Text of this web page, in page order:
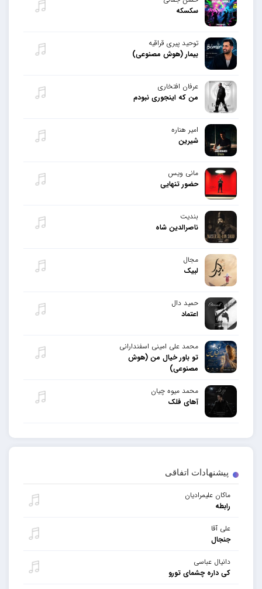
پیشنهادات اتفاقی
ماکان علیمرادیان
رابطه
علی آقا
جنجال
دانیال عباسی
کی داره چشمای تورو
سکسکه
توحید پیری قراقیه
بیمار (هوش مصنوعی)
عرفان افتخاری
من که اینجوری نبودم
امیر هناره
شیرین
مانی ویس
حضور تنهایی
بندیت
ناصرالدین شاه
مجال
لبیک
حمید دال
اعتماد
محمد علی امینی اسفندارانی
تو باور خیال من (هوش
مصنوعی)
محمد میوه چیان
آهای فلک